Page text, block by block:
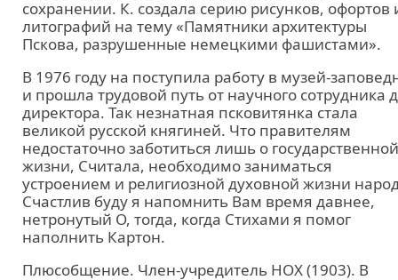
сохранении. К. создала серию рисунков, офортов
литографий на тему «Памятники архитектуры
Пскова, разрушенные немецкими фашистами».
В 1976 году на поступила работу в музей-
и прошла трудовой путь от научного сотрудника
директора. Так незнатная псковитянка стала
великой русской княгиней. Что правителям
недостаточно заботиться лишь о государственной
жизни, Считала, необходимо заниматься
устроением и религиозной духовной жизни
Счастлив буду я напомнить Вам время давнее,
нетронутый О, тогда, когда Стихами я помог
наполнить Картон.
Плюсобщение. Член-учредитель НОХ (1903). В